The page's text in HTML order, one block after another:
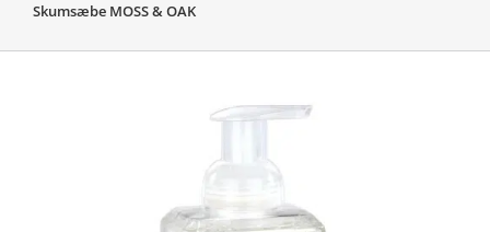
Skumsæbe MOSS & OAK